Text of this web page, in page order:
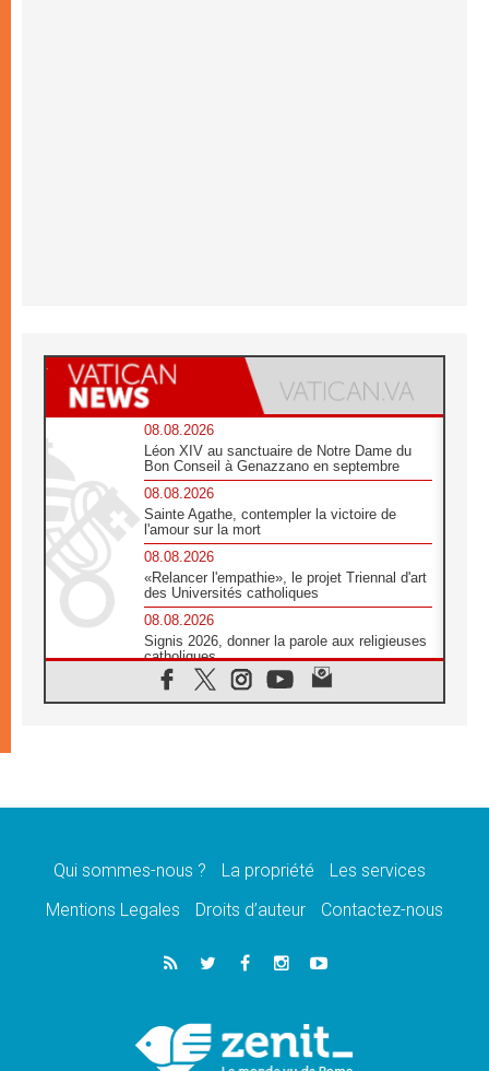
08.08.2026
Léon XIV au sanctuaire de Notre Dame du
Bon Conseil à Genazzano en septembre
08.08.2026
Sainte Agathe, contempler la victoire de
l'amour sur la mort
08.08.2026
«Relancer l'empathie», le projet Triennal d'art
des Universités catholiques
08.08.2026
Signis 2026, donner la parole aux religieuses
catholiques
08.08.2026
Au Bangladesh, l'Église accompagne les
07.08.2026
07.08.2026
le cardinal Parolin
En Colombie, «la paix ne s'achète pas avec
une signature»
Le programme du voyage apostolique du
Pape en France dévoilé
Qui sommes-nous ? La propriété
Les services
Mentions Legales
Droits d’auteur Contactez-nous